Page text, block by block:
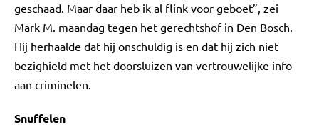
geschaad. Maar daar heb ik al flink voor geboet”, zei
Mark M. maandag tegen het gerechtshof in Den Bosch.
Hij herhaalde dat hij onschuldig is en dat hij zich niet
bezighield met het doorsluizen van vertrouwelijke info
aan criminelen.
Snuffelen